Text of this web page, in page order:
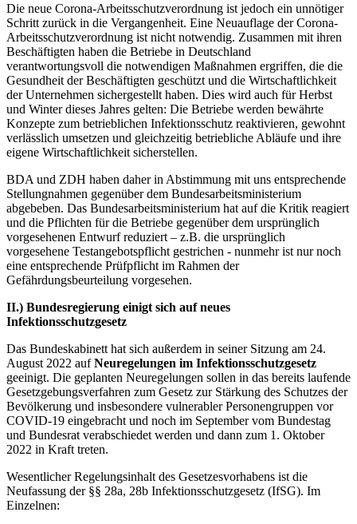
Die neue Corona-Arbeitsschutzverordnung ist jedoch ein unnötiger
Schritt zurück in die Vergangenheit. Eine Neuauflage der Corona-
Arbeitsschutzverordnung ist nicht notwendig. Zusammen mit ihren
Beschäftigten haben die Betriebe in Deutschland
verantwortungsvoll die notwendigen Maßnahmen ergriffen, die die
Gesundheit der Beschäftigten geschützt und die Wirtschaftlichkeit
der Unternehmen sichergestellt haben. Dies wird auch für Herbst
und Winter dieses Jahres gelten: Die Betriebe werden bewährte
Konzepte zum betrieblichen Infektionsschutz reaktivieren, gewohnt
verlässlich umsetzen und gleichzeitig betriebliche Abläufe und ihre
eigene Wirtschaftlichkeit sicherstellen.
BDA und ZDH haben daher in Abstimmung mit uns entsprechende
Stellungnahmen gegenüber dem Bundesarbeitsministerium
abgebeben. Das Bundesarbeitsministerium hat auf die Kritik reagiert
und die Pflichten für die Betriebe gegenüber dem ursprünglich
vorgesehenen Entwurf reduziert – z.B. die ursprünglich
vorgesehene Testangebotspflicht gestrichen - nunmehr ist nur noch
eine entsprechende Prüfpflicht im Rahmen der
Gefährdungsbeurteilung vorgesehen.
II.) Bundesregierung einigt sich auf neues
Infektionsschutzgesetz
Das Bundeskabinett hat sich außerdem in seiner Sitzung am 24.
August 2022 aufNeuregelungen im Infektionsschutzgesetz
geeinigt. Die geplanten Neuregelungen sollen in das bereits laufende
Gesetzgebungsverfahren zum Gesetz zur Stärkung des Schutzes der
Bevölkerung und insbesondere vulnerabler Personengruppen vor
COVID-19 eingebracht und noch im September vom Bundestag
und Bundesrat verabschiedet werden und dann zum 1. Oktober
2022 in Kraft treten.
Wesentlicher Regelungsinhalt des Gesetzesvorhabens ist die
Neufassung der §§ 28a, 28b Infektionsschutzgesetz (IfSG). Im
Einzelnen: